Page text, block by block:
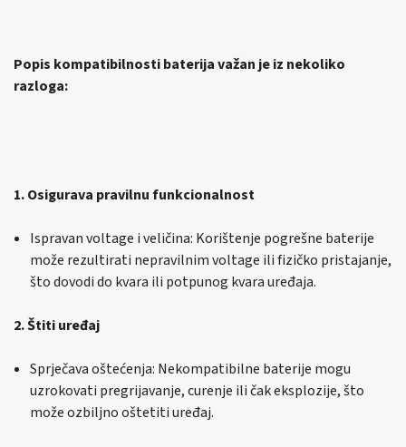
Popis kompatibilnosti baterija važan je iz nekoliko
razloga:
1. Osigurava pravilnu funkcionalnost
Ispravan voltage i veličina: Korištenje pogrešne baterije
može rezultirati nepravilnim voltage ili fizičko pristajanje,
što dovodi do kvara ili potpunog kvara uređaja.
2. Štiti uređaj
Sprječava oštećenja: Nekompatibilne baterije mogu
uzrokovati pregrijavanje, curenje ili čak eksplozije, što
može ozbiljno oštetiti uređaj.